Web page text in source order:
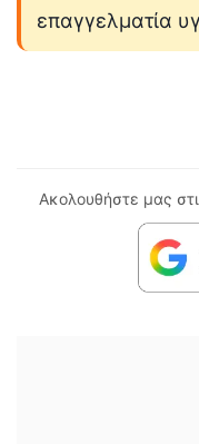
επαγγελματία
Ακολουθήστε μας